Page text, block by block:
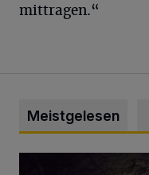
mittragen.“
Meistgelesen